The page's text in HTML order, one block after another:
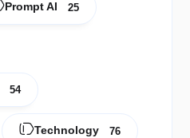
Prompt AI 25
54
Technology 76